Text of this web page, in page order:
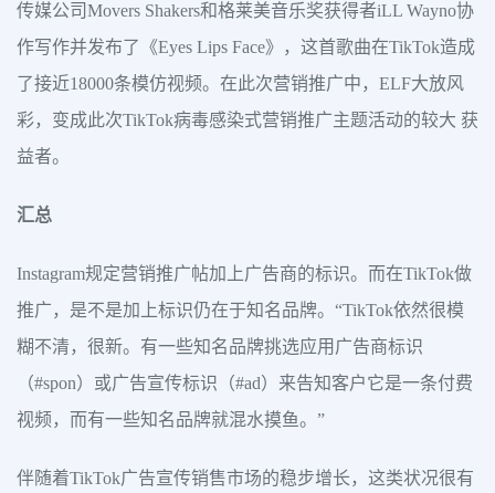
传媒公司Movers Shakers和格莱美音乐奖获得者iLL Wayno协
作写作并发布了《Eyes Lips Face》，这首歌曲在TikTok造成
了接近18000条模仿视频。在此次营销推广中，ELF大放风
彩，变成此次TikTok病毒感染式营销推广主题活动的较大 获
益者。
汇总
Instagram规定营销推广帖加上广告商的标识。而在TikTok做
推广，是不是加上标识仍在于知名品牌。“TikTok依然很模
糊不清，很新。有一些知名品牌挑选应用广告商标识
（#spon）或广告宣传标识（#ad）来告知客户它是一条付费
视频，而有一些知名品牌就混水摸鱼。”
伴随着TikTok广告宣传销售市场的稳步增长，这类状况很有